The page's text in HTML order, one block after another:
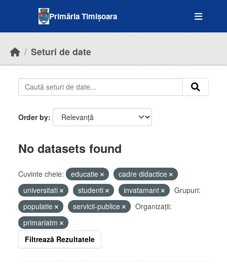
Primăria Timișoara
Seturi de date
Order by
No datasets found
Cuvinte cheie: educatie
cadre didactice
universitati
studenti invatamant
Grupuri:
populatie
servicii-publice
Organizații:
primariatm
Filtrează Rezultatele